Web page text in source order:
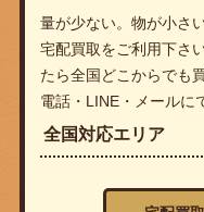
量が少ない。物が小さ
宅配買取をご利用下さ
たら全国どこからでも
電話・LINE・メールに
全国対応エリア